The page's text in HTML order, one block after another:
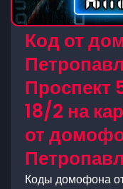
Код от
Проспект
18/2 на
от
Коды домофона